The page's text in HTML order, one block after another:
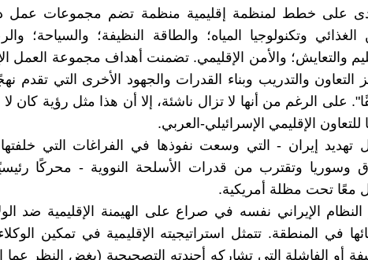
على خطط لمنظمة إقليمية منظمة تضم مجموعات عمل
الغذائي وتكنولوجيا المياه؛ والطاقة النظيفة؛ والسياحة؛
والتعايش؛ والأمن الإقليمي. تضمنت أهداف مجموعة العمل
التعاون والتدريب وبناء القدرات والجهود الأخرى التي تقدم نهجًا
على الرغم من أنها لا تزال ناشئة، إلا أن هذا مثل رؤية كان
للتعاون الإقليمي الإسرائيلي-العربي.
تهديد إيران - التي وسعت نفوذها في الفراغات التي
وسوريا وتقترب من قدرات الأسلحة النووية - محركًا
معًا تحت مظلة أمريكية.
النظام الإيراني نفسه في صراع على الهيمنة الإقليمية ضد
في المنطقة. تتمثل استراتيجيته الإقليمية في تمكين
أو الفاشلة التي تشاركه أجندته التصحيحية (بغض النظر عما